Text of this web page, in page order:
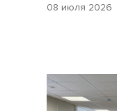
08 июля 2026